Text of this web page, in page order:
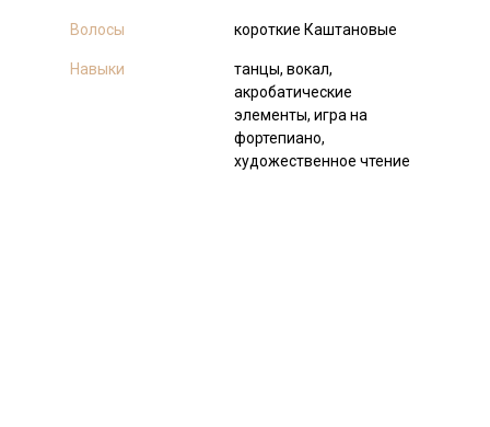
Волосы
Навыки
короткие Каштановые
танцы, вокал,
акробатические
элементы, игра на
фортепиано,
художественное чтение